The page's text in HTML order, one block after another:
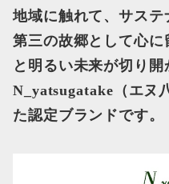
地域に触れて、サステ
第三の故郷として心
と明るい未来が切り開
N_yatsugatake（エヌ
た認定ブランドです。